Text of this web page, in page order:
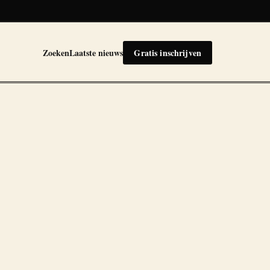
ZoekenLaatste nieuws Gratis inschrijven